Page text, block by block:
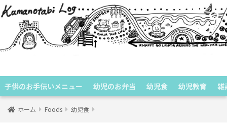
子供のお手伝いメニュー 幼児のお弁当 幼児食 幼児教育 雑
ホーム Foods 幼児食